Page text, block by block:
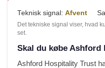
Teknisk signal: Afvent
Det tekniske signal viser, hvad
set.
Skal du købe
Ashford Hospitality Trust